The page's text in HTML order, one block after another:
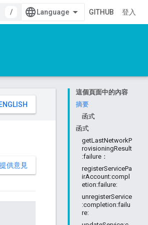
/ GITHUB 登入
這個頁面中的內容
摘要
函式
函式
getLastNetworkP
rovisioningResult
:failure：
registerServicePa
irAccount:compl
etion:failure:
unregisterService
:completion:failu
re:
提供意見